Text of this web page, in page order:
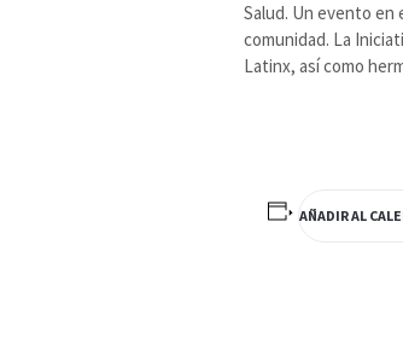
Salud. Un evento en
comunidad. La
Latinx, así como
AÑADIR AL